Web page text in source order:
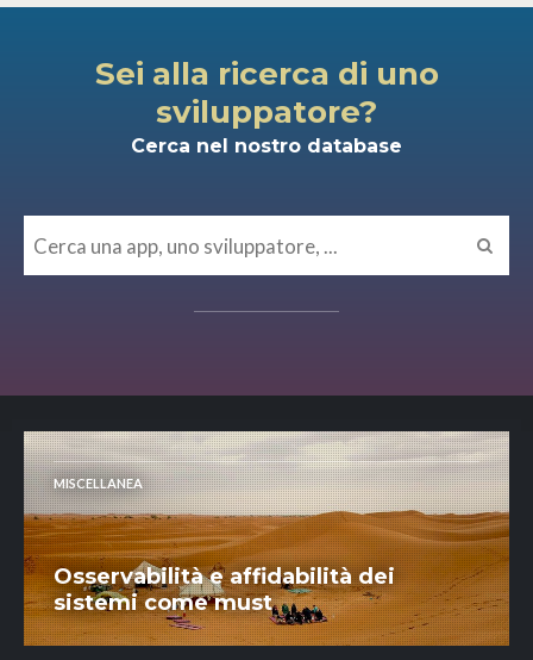
Sei alla ricerca di uno
sviluppatore?
Cerca nel nostro database
MISCELLANEA
Osservabilità e affidabilità dei
sistemi come must